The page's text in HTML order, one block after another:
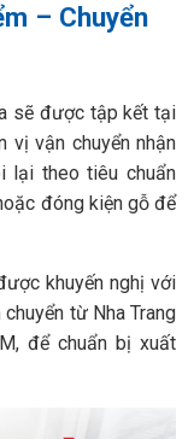
– Chuyển
sẽ được tập kết tại
vị vận chuyển nhận
lại theo tiêu chuẩn
đóng kiện gỗ để
khuyến nghị với
từ Nha Trang
để chuẩn bị xuất